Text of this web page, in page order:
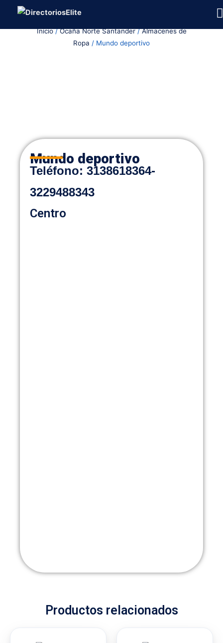
Inicio/Ocaña Norte Santander/Almacenes de
Ropa / Mundo deportivo
Mundo deportivo
Teléfono: 3138618364-
3229488343
Centro
Productos relacionados